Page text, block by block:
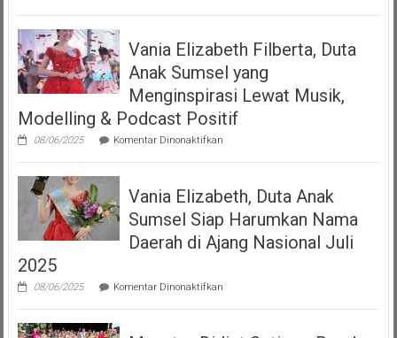
Serahkan
Operasional
Kepada
Dua
LMK
Produser
Fonogram
Vania Elizabeth Filberta, Duta
Anak Sumsel yang
Menginspirasi Lewat Musik,
Modelling & Podcast Positif
08/06/2025 Komentar Dinonaktifkanpada
Elizabeth
Duta
Anak
Sumsel
Menginspirasi
Modelling
Positif
Vania Elizabeth, Duta Anak
Sumsel Siap Harumkan Nama
Daerah di Ajang Nasional Juli
2025
08/06/2025 Komentar Dinonaktifkanpada
Elizabeth,